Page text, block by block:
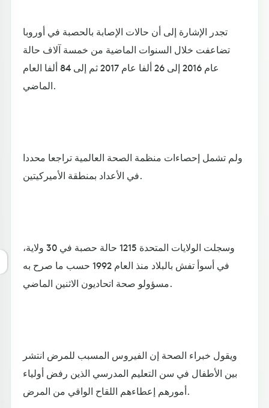
تجدر الإشارة إلى أن حالات الإصابة بالحصبة في أوروبا
تضاعفت خلال السنوات الماضية من خمسة آلاف حالة
عام 2016 إلى 26 ألفا عام 2017 ثم إلى 84 ألفا العام
الماضي.
ولم تشمل إحصاءات منظمة الصحة العالمية تراجعا محددا
في الأعداد بمنطقة الأميركيتين.
وسجلت الولايات المتحدة 1215 حالة حصبة في 30 ولاية،
في أسوأ تفش بالبلاد منذ العام 1992 حسب ما صرح به
مسؤولو صحة اتحاديون الاثنين الماضي.
ويقول خبراء الصحة إن الفيروس المسبب للمرض انتشر
بين الأطفال في سن التعليم المدرسي الذين رفض أولياء
أمورهم إعطاءهم اللقاح الواقي من المرض.